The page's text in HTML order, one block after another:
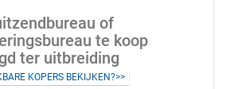
of
te koop
ter uitbreiding
KOPERS BEKIJKEN?>>